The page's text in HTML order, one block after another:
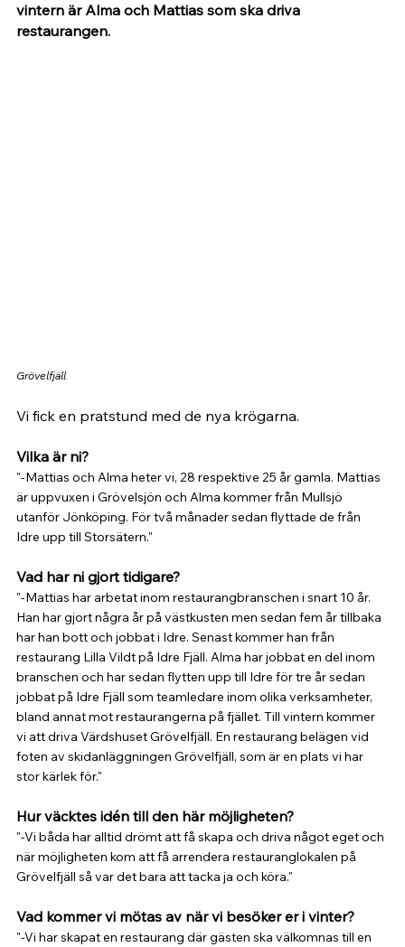
vintern är Alma och Mattias som ska driva
restaurangen.
Grövelfjäll
Vi fick en pratstund med de nya krögarna.
Vilka är ni?
"-Mattias och Alma heter vi, 28 respektive 25 år gamla. Mattias
är uppvuxen i Grövelsjön och Alma kommer från Mullsjö
utanför Jönköping. För två månader sedan flyttade de från
Idre upp till Storsätern."
Vad har ni gjort tidigare?
"-Mattias har arbetat inom restaurangbranschen i snart 10 år.
Han har gjort några år på västkusten men sedan fem år tillbaka
har han bott och jobbat i Idre. Senast kommer han från
restaurang Lilla Vildt på Idre Fjäll. Alma har jobbat en del inom
branschen och har sedan flytten upp till Idre för tre år sedan
jobbat på Idre Fjäll som teamledare inom olika verksamheter,
bland annat mot restaurangerna på fjället. Till vintern kommer
vi att driva Värdshuset Grövelfjäll. En restaurang belägen vid
foten av skidanläggningen Grövelfjäll, som är en plats vi har
stor kärlek för."
Hur väcktes idén till den här möjligheten?
"-Vi båda har alltid drömt att få skapa och driva något eget och
när möjligheten kom att få arrendera restauranglokalen på
Grövelfjäll så var det bara att tacka ja och köra."
Vad kommer vi mötas av när vi besöker er i vinter?
"-Vi har skapat en restaurang där gästen ska välkomnas till en